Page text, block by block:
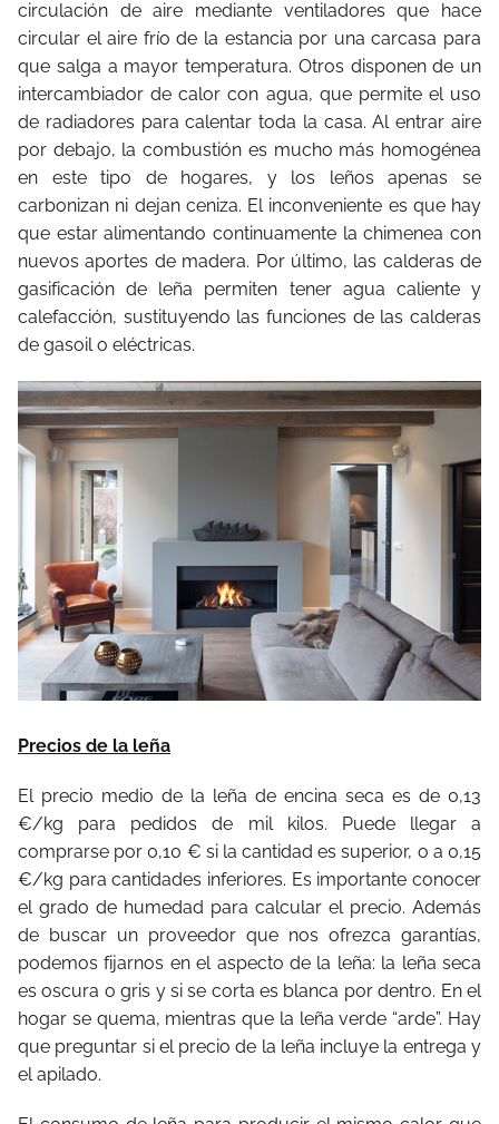
circulación de aire mediante ventiladores que hace
circular el aire frío de la estancia por una carcasa para
que salga a mayor temperatura. Otros disponen de un
intercambiador de calor con agua, que permite el uso
de radiadores para calentar toda la casa. Al entrar aire
por debajo, la combustión es mucho más homogénea
en este tipo de hogares, y los leños apenas se
carbonizan ni dejan ceniza. El inconveniente es que hay
que estar alimentando continuamente la chimenea con
nuevos aportes de madera. Por último, las calderas de
gasificación de leña permiten tener agua caliente y
calefacción, sustituyendo las funciones de las calderas
de gasoil o eléctricas.
Precios de la leña
El precio medio de la leña de encina seca es de 0,13
€/kg para pedidos de mil kilos. Puede llegar a
comprarse por 0,10 € si la cantidad es superior, o a 0,15
€/kg para cantidades inferiores. Es importante conocer
el grado de humedad para calcular el precio. Además
de buscar un proveedor que nos ofrezca garantías,
podemos fijarnos en el aspecto de la leña: la leña seca
es oscura o gris y si se corta es blanca por dentro. En el
hogar se quema, mientras que la leña verde “arde”. Hay
que preguntar si el precio de la leña incluye la entrega y
el apilado.